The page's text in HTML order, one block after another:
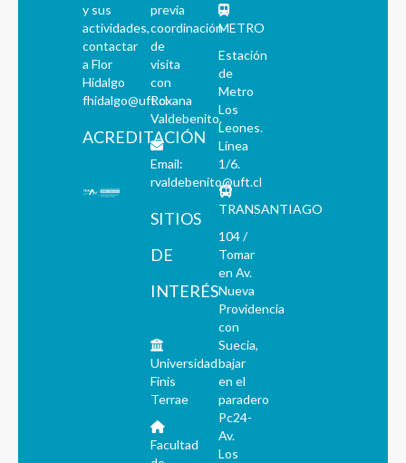
y sus
actividades,
contactar
a Flor
Hidalgo
fhidalgo@uft.cl
ACREDITACIÓN
previa
coordinación
de
visita
con
Roxana
Valdebenito.
Email:
rvaldebenito@uft.cl
SITIOS
DE
INTERÉS
Universidad
Finis
Terrae
Facultad
METRO
Estación
de
Metro
Los
Leones.
Línea
1/6.
TRANSANTIAGO
104 /
Tomar
en Av.
Nueva
Providencia
con
Suecia,
bajar
en el
paradero
Pc24-
Av.
Los